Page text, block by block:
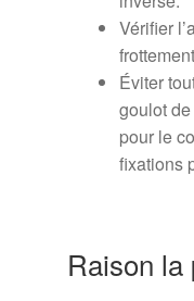
Vérifier
Éviter
goulot
pour le
fixations
Raison la